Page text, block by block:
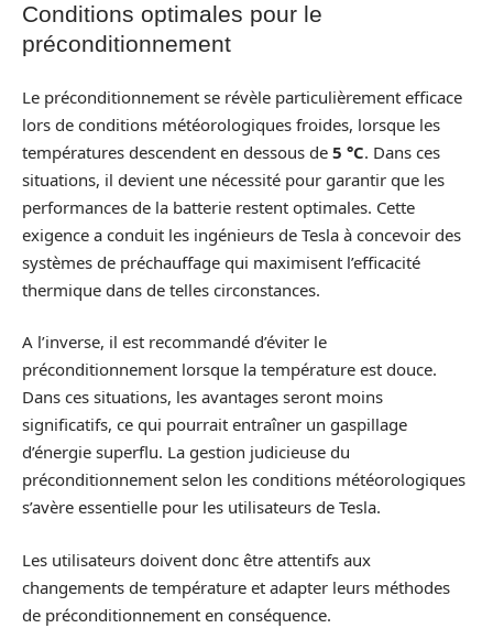
Conditions optimales pour le
préconditionnement
Le préconditionnement se révèle particulièrement efficace
lors de conditions météorologiques froides, lorsque les
températures descendent en dessous de 5 °C. Dans ces
situations, il devient une nécessité pour garantir que les
performances de la batterie restent optimales. Cette
exigence a conduit les ingénieurs de Tesla à concevoir des
systèmes de préchauffage qui maximisent l’efficacité
thermique dans de telles circonstances.
A l’inverse, il est recommandé d’éviter le
préconditionnement lorsque la température est douce.
Dans ces situations, les avantages seront moins
significatifs, ce qui pourrait entraîner un gaspillage
d’énergie superflu. La gestion judicieuse du
préconditionnement selon les conditions météorologiques
s’avère essentielle pour les utilisateurs de Tesla.
Les utilisateurs doivent donc être attentifs aux
changements de température et adapter leurs méthodes
de préconditionnement en conséquence.